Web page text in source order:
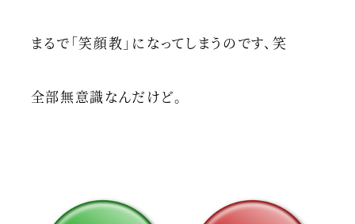
まるで「笑顔教」になってしまうのです、笑
全部無意識なんだけど。